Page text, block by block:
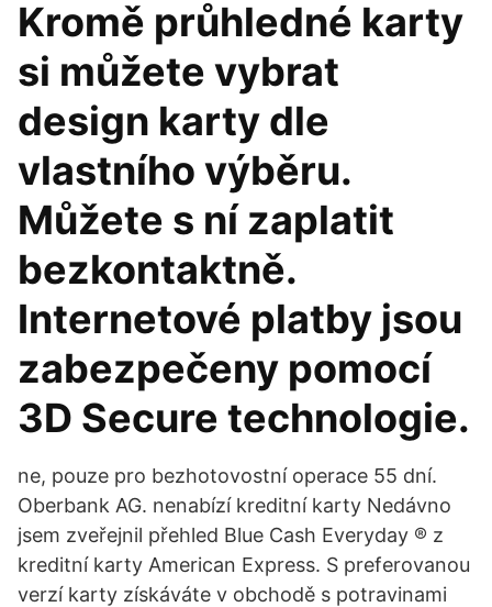
Kromě průhledné karty
si můžete vybrat
design karty dle
vlastního výběru.
Můžete s ní zaplatit
bezkontaktně.
Internetové platby jsou
zabezpečeny pomocí
3D Secure technologie.
ne, pouze pro bezhotovostní operace 55 dní.
Oberbank AG. nenabízí kreditní karty Nedávno
jsem zveřejnil přehled Blue Cash Everyday ® z
kreditní karty American Express. S preferovanou
verzí karty získáváte v obchodě s potravinami